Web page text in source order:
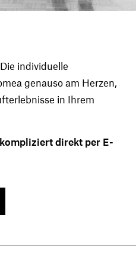
individuelle
genauso am Herzen,
in Ihrem
direkt per E-